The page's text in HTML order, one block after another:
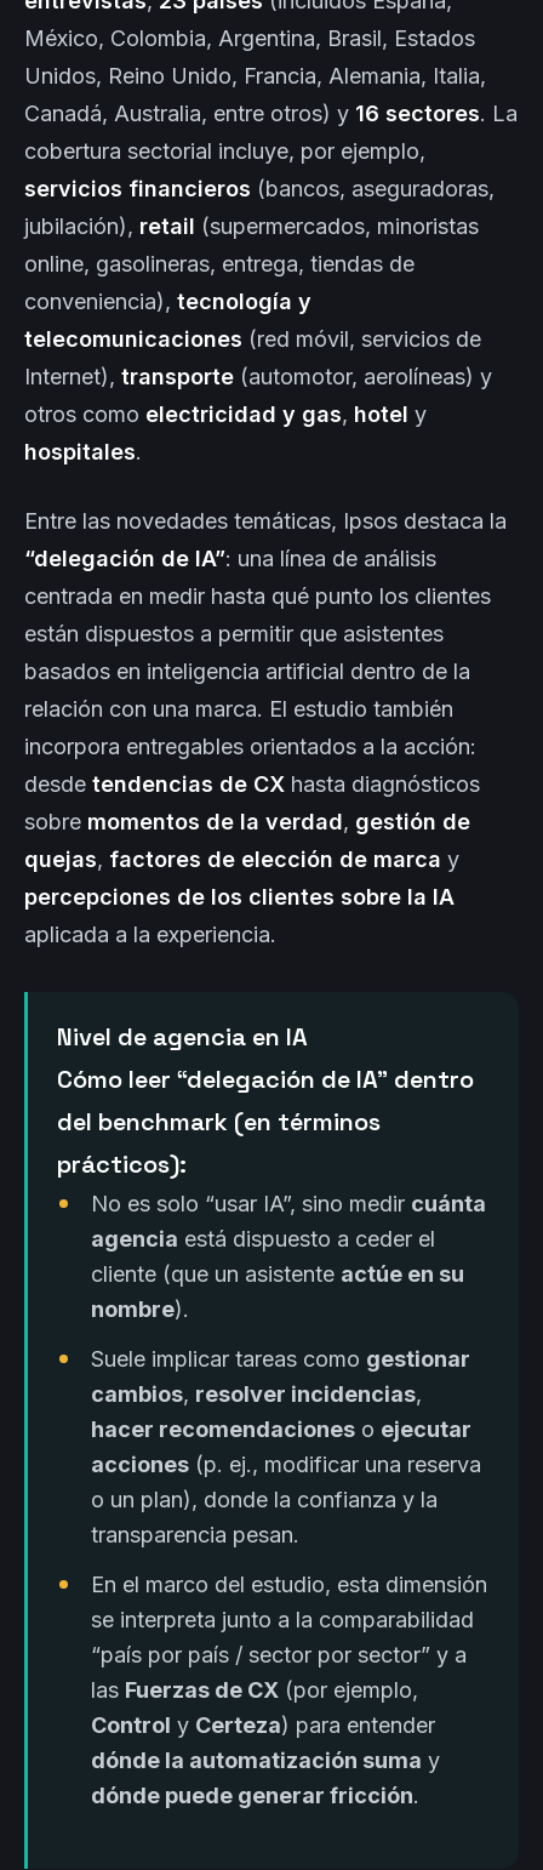
México, Colombia, Argentina, Brasil, Estados
Unidos, Reino Unido, Francia, Alemania, Italia,
Canadá, Australia, entre otros) y 16 sectores. La
cobertura sectorial incluye, por ejemplo,
servicios financieros (bancos, aseguradoras,
jubilación), retail (supermercados, minoristas
online, gasolineras, entrega, tiendas de
conveniencia), tecnología y
telecomunicaciones (red móvil, servicios de
Internet), transporte (automotor, aerolíneas) y
otros como electricidad y gas, hotel y
hospitales.
Entre las novedades temáticas, Ipsos destaca la
“delegación de IA”: una línea de análisis
centrada en medir hasta qué punto los clientes
están dispuestos a permitir que asistentes
basados en inteligencia artificial dentro de la
relación con una marca. El estudio también
incorpora entregables orientados a la acción:
desde tendencias de CX hasta diagnósticos
sobre momentos de la verdad, gestión de
quejas, factores de elección de marca y
percepciones de los clientes sobre la IA
aplicada a la experiencia.
Nivel de agencia en IA
Cómo leer “delegación de IA” dentro
del benchmark (en términos
prácticos):
No es solo “usar IA”, sino medir cuánta
agencia está dispuesto a ceder el
cliente (que un asistente actúe en su
nombre).
Suele implicar tareas como gestionar
cambios, resolver incidencias,
hacer recomendaciones o ejecutar
acciones (p. ej., modificar una reserva
o un plan), donde la confianza y la
transparencia pesan.
En el marco del estudio, esta dimensión
se interpreta junto a la comparabilidad
“país por país / sector por sector” y a
las Fuerzas de CX (por ejemplo,
Control y Certeza) para entender
dónde la automatización suma y
dónde puede generar fricción.